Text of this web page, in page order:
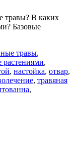
травы? В каких
Базовые
травы,
растениями,
, настойка, отвар,
, травяная
,